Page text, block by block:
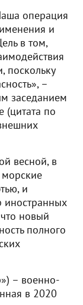
операция
и
в том,
поскольку
–
заседанием
(цитата по
весной, в
морские
и
иностранных
новый
полного
– военно-
в 2020